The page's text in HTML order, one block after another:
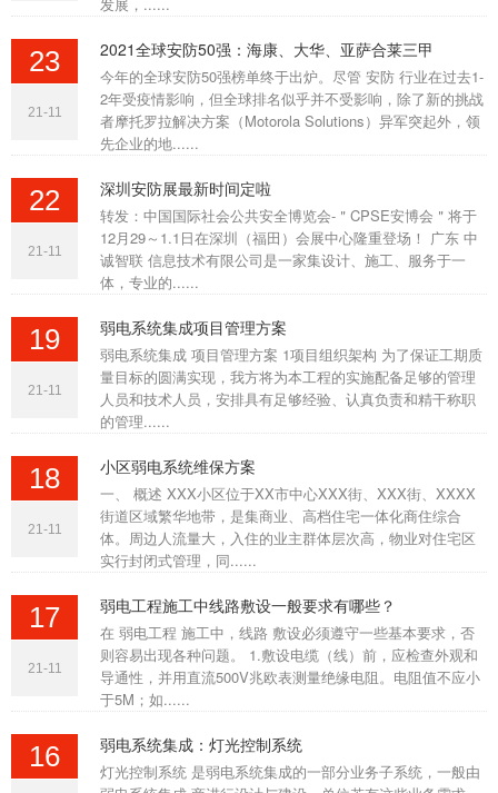
23
21-11
2021全球安防50强：海康、大华、亚萨合莱三甲
今年的全球安防50强榜单终于出炉。尽管 安防 行业在过去1-
2年受疫情影响，但全球排名似乎并不受影响，除了新的挑战
者摩托罗拉解决方案（Motorola Solutions）异军突起外，领
先企业的地......
22
21-11
深圳安防展最新时间定啦
转发：中国国际社会公共安全博览会-＂CPSE安博会＂将于
12月29～1.1日在深圳（福田）会展中心隆重登场！ ​广东 中
诚智联 信息技术有限公司是一家集设计、施工、服务于一
体，专业的......
19
21-11
弱电系统集成项目管理方案
弱电系统集成 项目管理方案 1项目组织架构 为了保证工期质
量目标的圆满实现，我方将为本工程的实施配备足够的管理
人员和技术人员，安排具有足够经验、认真负责和精干称职
的管理......
18
21-11
小区弱电系统维保方案
一、 概述 XXX小区位于XX市中心XXX街、XXX街、XXXX
街道区域繁华地带，是集商业、高档住宅一体化商住综合
体。周边人流量大，入住的业主群体层次高，物业对住宅区
实行封闭式管理，同......
17
21-11
弱电工程施工中线路敷设一般要求有哪些？
在 弱电工程 施工中，线路 敷设必须遵守一些基本要求，否
则容易出现各种问题。 1.敷设电缆（线）前，应检查外观和
导通性，并用直流500V兆欧表测量绝缘电阻。电阻值不应小
于5M；如......
16 弱电系统集成：灯光控制系统
灯光控制系统 是弱电系统集成的一部分业务子系统，一般由